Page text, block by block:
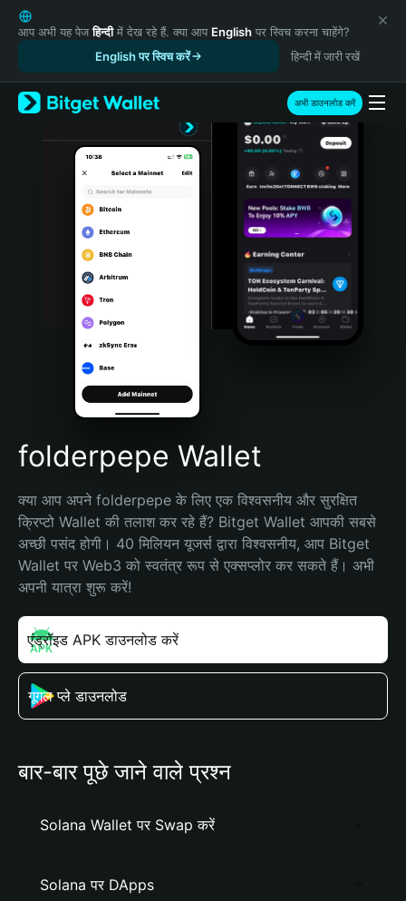
English
日本語
Русский
Español (Latinoamérica)
Türkçe
Português (Portugal)
Bahasa Indonesia
Português (Brasil)
Español (Argentina)
आप अभी यह पेजहिन्दीमें देख रहे हैं. क्या आप English पर स्विच करना चाहेंगे?
English पर स्विच करें
हिन्दी में जारी रखें
अभी डाउनलोड करें
folderpepe Wallet
क्या आप अपने folderpepe के लिए एक विश्वसनीय और सुरक्षित
क्रिप्टो Wallet की तलाश कर रहे हैं? Bitget Wallet आपकी सबसे
अच्छी पसंद होगी। 40 मिलियन यूजर्स द्वारा विश्वसनीय, आप Bitget
Wallet पर Web3 को स्वतंत्र रूप से एक्सप्लोर कर सकते हैं। अभी
अपनी यात्रा शुरू करें!
एंड्रॉइड APK डाउनलोड करें
गूगल प्ले डाउनलोड
बार-बार पूछे जाने वाले प्रश्न
Solana Wallet पर Swap करें
Solana पर DApps